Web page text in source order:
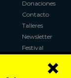
×
Donaciones
Contacto
Talleres
Newsletter
Festival